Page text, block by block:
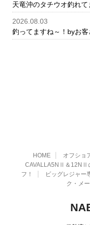
天竜沖のタチウオ釣れ
2026.08.03
釣ってますね～！byお客
HOME オフショ
CAVALLA5NⅡ＆12NⅡ
フ！
ビッグレジャー
ク・メ